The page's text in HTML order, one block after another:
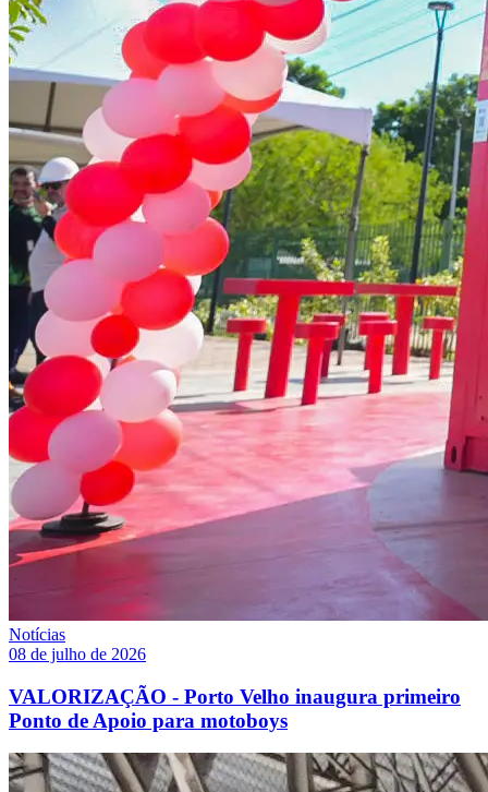
Notícias
08 de julho de 2026
VALORIZAÇÃO - Porto Velho inaugura primeiro
Ponto de Apoio para motoboys